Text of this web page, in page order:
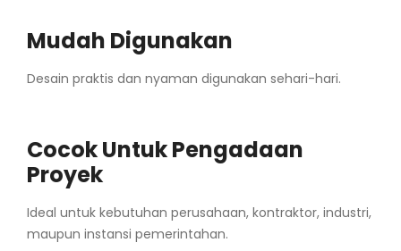
Mudah Digunakan
Desain praktis dan nyaman digunakan sehari-hari.
Cocok Untuk Pengadaan
Proyek
Ideal untuk kebutuhan perusahaan, kontraktor, industri,
maupun instansi pemerintahan.